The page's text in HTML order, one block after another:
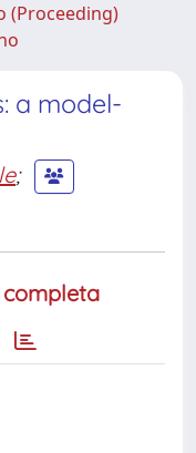
(Proceeding)
a model-
;
completa